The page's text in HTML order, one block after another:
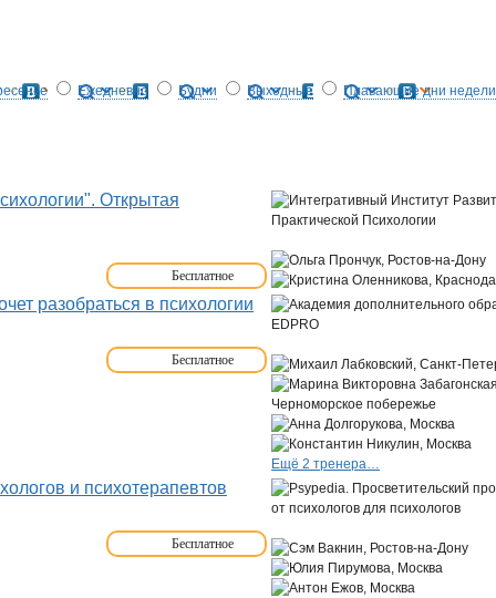
Ежедневно Будни Выходные
Плавающие дни недели
Открытая
Бесплатное
разобраться в психологии
Бесплатное
Ещё 2 тренера…
и психотерапевтов
Бесплатное